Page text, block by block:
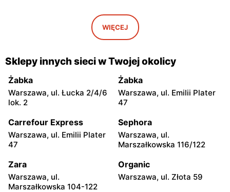
Stara Iwiczna, ul. Nowa 4
Jysk
Wołomin, ul. Geodetów 2
Podkowa Leśna, ul. Gołębia
Łubna, ul. Łubna 69
Jysk
Milanówek, ul. Królewska
Jysk
Nowy Dwór Mazowiecki, ul.
Jysk
Grodzisk Mazowiecki, ul.
Jysk
Stojadła, ul. Warszawska
Jysk
Grójec, ul. Armii Krajowej
Jysk
WIĘCEJ
Sklepy innych sieci w Twojej okolicy
Żabka
Warszawa, ul. Łucka 2/4/6
lok. 2
Żabka
Warszawa, ul. Emilii Plater
47
Carrefour Express
Warszawa, ul. Emilii Plater
47
Sephora
Warszawa, ul.
Marszałkowska 116/122
Zara
Warszawa, ul.
Marszałkowska 104-122
Organic
Warszawa, ul. Złota 59